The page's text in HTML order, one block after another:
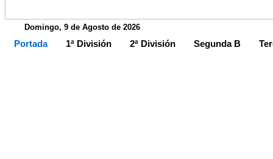
Domingo, 9 de Agosto de 2026
Portada 1ª División 2ª División Segunda B